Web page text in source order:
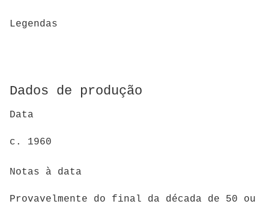
Legendas
Dados de produção
Data
c. 1960
Notas à data
Provavelmente do final da década de 50 ou